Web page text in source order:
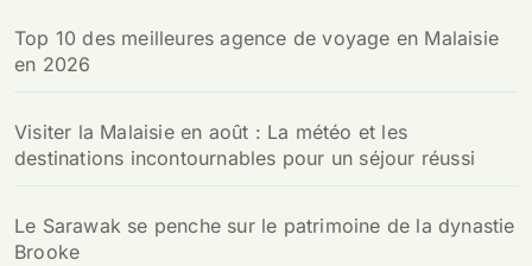
Top 10 des meilleures agence de voyage en Malaisie
en 2026
Visiter la Malaisie en août : La météo et les
destinations incontournables pour un séjour réussi
Le Sarawak se penche sur le patrimoine de la dynastie
Brooke